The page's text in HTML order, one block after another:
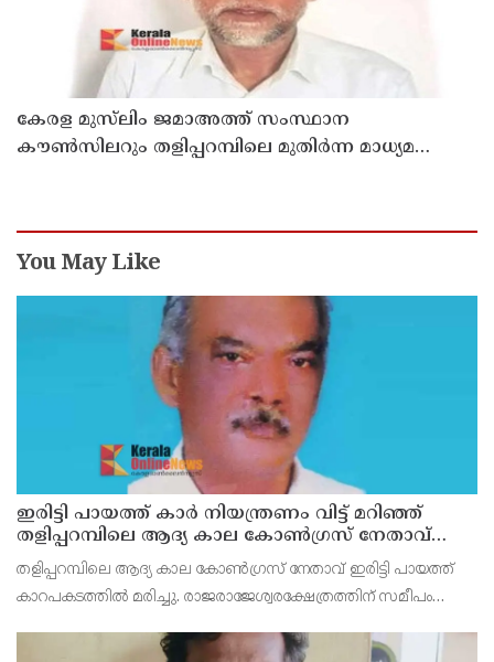
കേരള മുസ്‌ലിം ജമാഅത്ത് സംസ്ഥാന
കൗൺസിലറും തളിപ്പറമ്പിലെ മുതിർന്ന മാധ്യമ
You May Like
ഇരിട്ടി പായത്ത് കാർ നിയന്ത്രണം വിട്ട് മറിഞ്ഞ്
തളിപ്പറമ്പിലെ ആദ്യ കാല കോണ്‍ഗ്രസ് നേതാവ്
മരിച്ചു
തളിപ്പറമ്പിലെ ആദ്യ കാല കോണ്‍ഗ്രസ് നേതാവ് ഇരിട്ടി പായത്ത്
കാറപകടത്തില്‍ മരിച്ചു. രാജരാജേശ്വരക്ഷേത്രത്തിന് സമീപം